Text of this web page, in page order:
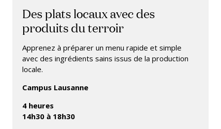
Des plats locaux avec des
produits du terroir
Apprenez à préparer un menu rapide et simple
avec des ingrédients sains issus de la production
locale.
Campus Lausanne
4 heures
14h30 à 18h30